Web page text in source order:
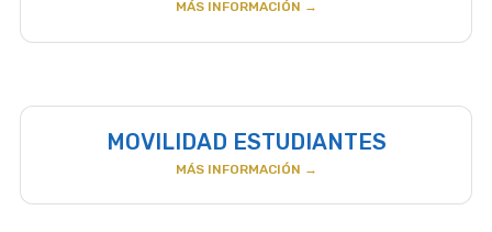
MÁS INFORMACIÓN →
MOVILIDAD ESTUDIANTES
MÁS INFORMACIÓN →